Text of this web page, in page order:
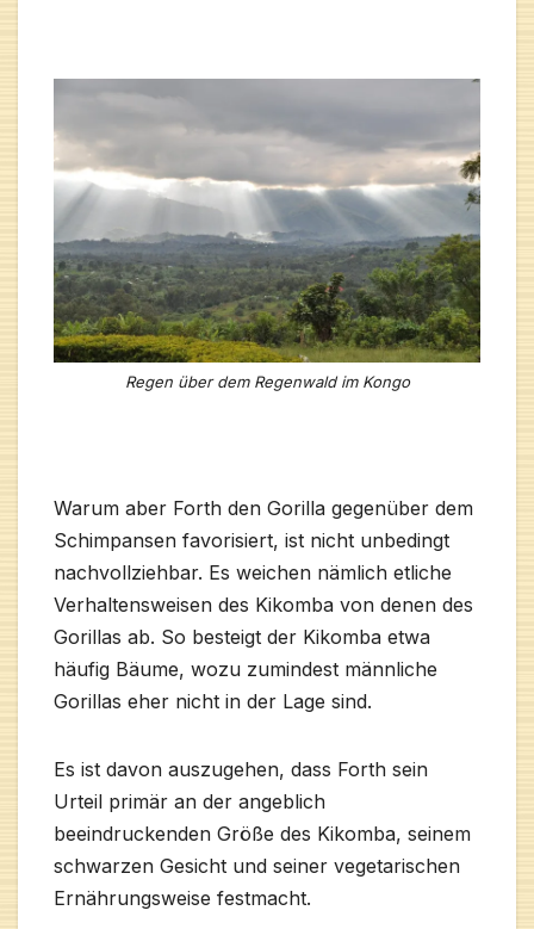
Regen über dem Regenwald im Kongo
Warum aber Forth den Gorilla gegenüber dem
Schimpansen favorisiert, ist nicht unbedingt
nachvollziehbar. Es weichen nämlich etliche
Verhaltensweisen des Kikomba von denen des
Gorillas ab. So besteigt der Kikomba etwa
häufig Bäume, wozu zumindest männliche
Gorillas eher nicht in der Lage sind.
Es ist davon auszugehen, dass Forth sein
Urteil primär an der angeblich
beeindruckenden Größe des Kikomba, seinem
schwarzen Gesicht und seiner vegetarischen
Ernährungsweise festmacht.